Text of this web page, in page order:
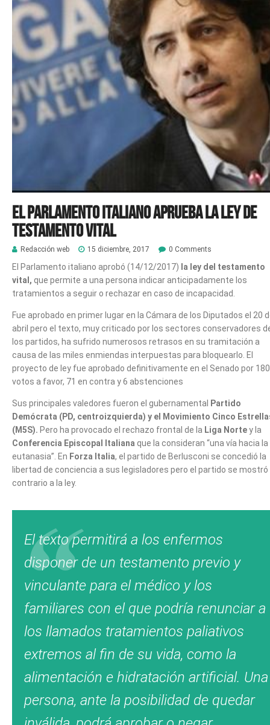
El Parlamento italiano aprueba la Ley de
Testamento Vital
Redacción web 15 diciembre, 2017 0 Comments
El Parlamento italiano aprobó (14/12/2017) la ley del testamento
vital, que permite a una persona indicar anticipadamente los
tratamientos a seguir o rechazar en caso de incapacidad.
Fue aprobado en primer lugar en la Cámara de los Diputados el 20
abril pero el texto, muy criticado por los sectores conservadores
los partidos, ha sufrido numerosos retrasos en su tramitación a
causa de las miles enmiendas interpuestas para bloquearlo. El
proyecto de ley fue aprobado definitivamente en el Senado por 180
votos a favor, 71 en contra y 6 abstenciones
Sus principales valedores fueron el gubernamental
Partido
Demócrata (PD, centroizquierda) y el Movimiento Cinco
(M5S). Pero ha provocado el rechazo frontal de la Liga Nortey la
Conferencia Episcopal Italiana que la consideran “una vía hacia la
eutanasia”. En Forza Italia, el partido de Berlusconi se concedió la
libertad de conciencia a sus legisladores pero el partido se mostró
contrario a la ley.
El texto permitirá a los enfermos
disponer de un testamento previo y
vinculante para el médico y los
familiares con el que podría renunciar a
los llamados tratamientos paliativos
extremos al fin de su vida, como la
alimentación e hidratación artificial. Una
persona, ante la posibilidad de quedar